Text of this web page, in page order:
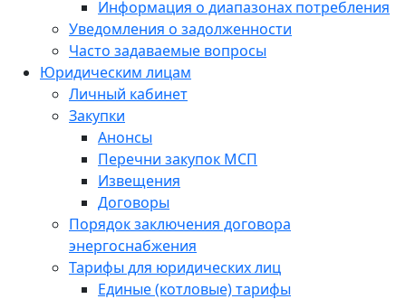
Информация о диапазонах потребления
Уведомления о задолженности
Часто задаваемые вопросы
Юридическим лицам
Личный кабинет
Закупки
Анонсы
Перечни закупок МСП
Извещения
Договоры
Порядок заключения договора
энергоснабжения
Тарифы для юридических лиц
Единые (котловые) тарифы